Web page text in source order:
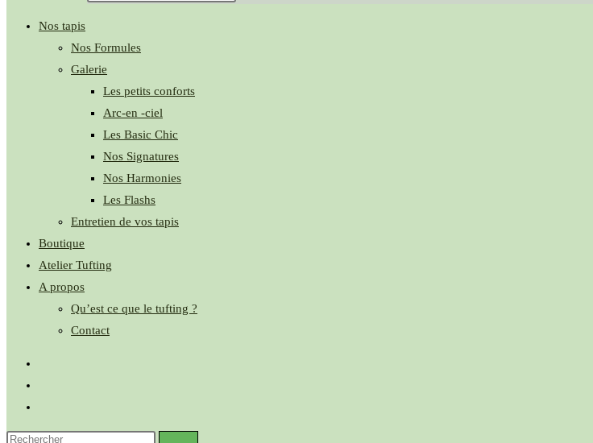
Nos tapis
Nos Formules
Galerie
Les petits conforts
Arc-en -ciel
Les Basic Chic
Nos Signatures
Nos Harmonies
Les Flashs
Entretien de vos tapis
Boutique
Atelier Tufting
A propos
Qu’est ce que le tufting ?
Contact